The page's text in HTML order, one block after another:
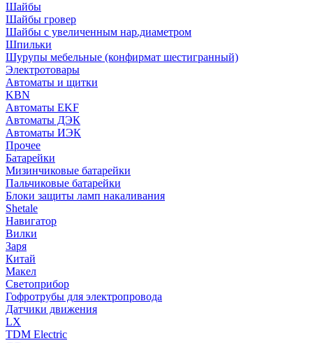
Шайбы
Шайбы гровер
Шайбы с увеличенным нар.диаметром
Шпильки
Шурупы мебельные (конфирмат шестигранный)
Электротовары
Автоматы и щитки
KBN
Автоматы EKF
Автоматы ДЭК
Автоматы ИЭК
Прочее
Батарейки
Мизинчиковые батарейки
Пальчиковые батарейки
Блоки защиты ламп накаливания
Shetale
Навигатор
Вилки
Заря
Китай
Макел
Светоприбор
Гофротрубы для электропровода
Датчики движения
LX
TDM Electric